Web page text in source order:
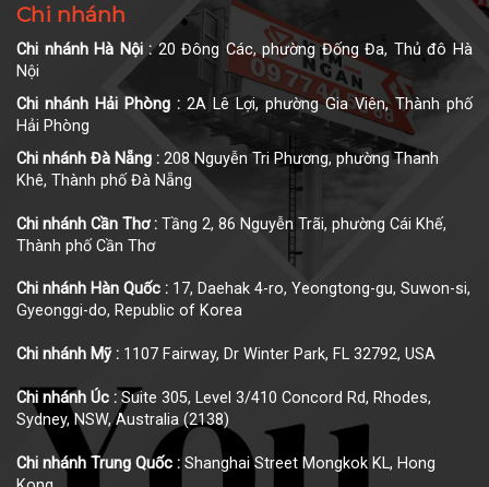
Chi nhánh
Chi nhánh Hà Nội :20 Đông Các, phường Đống Đa, Thủ đô Hà
Nội
Chi nhánh Hải Phòng : 2A Lê Lợi, phường Gia Viên, Thành phố
Hải Phòng
Chi nhánh Đà Nẵng : 208 Nguyễn Tri Phương, phường Thanh
Khê, Thành phố Đà Nẵng
Chi nhánh Cần Thơ : Tầng 2, 86 Nguyễn Trãi, phường Cái Khế,
Thành phố Cần Thơ
Chi nhánh Hàn Quốc : 17, Daehak 4-ro, Yeongtong-gu, Suwon-si,
Gyeonggi-do, Republic of Korea
Chi nhánh Mỹ : 1107 Fairway, Dr Winter Park, FL 32792, USA
Chi nhánh Úc : Suite 305, Level 3/410 Concord Rd, Rhodes,
Sydney, NSW, Australia (2138)
Chi nhánh Trung Quốc : Shanghai Street Mongkok KL, Hong